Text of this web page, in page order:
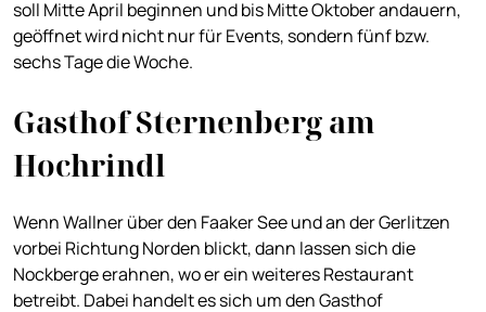
soll Mitte April beginnen und bis Mitte Oktober andauern,
geöffnet wird nicht nur für Events, sondern fünf bzw.
sechs Tage die Woche.
Gasthof Sternenberg am
Hochrindl
Wenn Wallner über den Faaker See und an der Gerlitzen
vorbei Richtung Norden blickt, dann lassen sich die
Nockberge erahnen, wo er ein weiteres Restaurant
betreibt. Dabei handelt es sich um den Gasthof